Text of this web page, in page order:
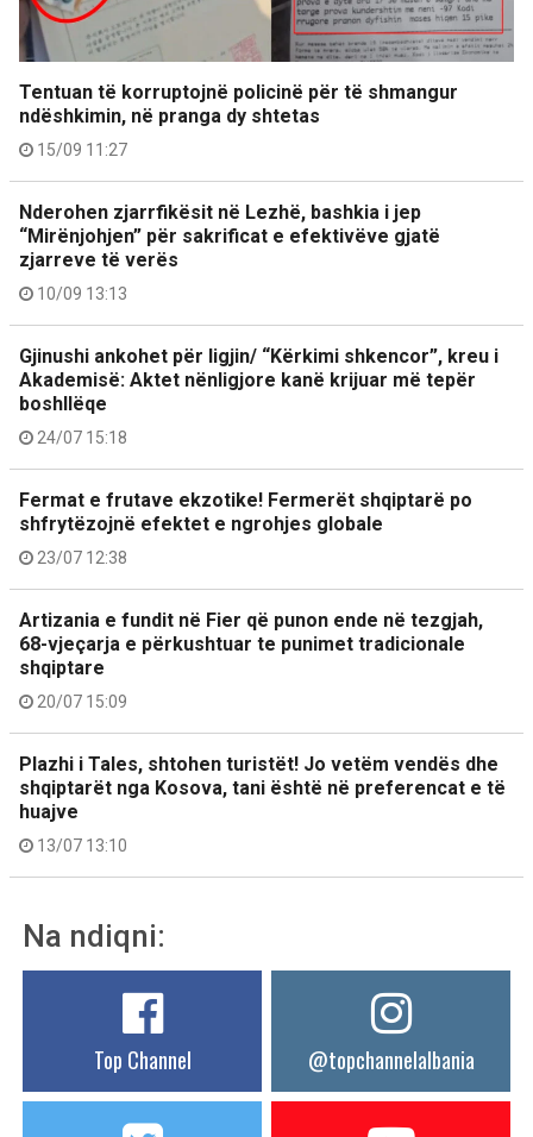
Tentuan të korruptojnë policinë për të shmangur
ndëshkimin, në pranga dy shtetas
15/09 11:27
Nderohen zjarrfikësit në Lezhë, bashkia i jep
“Mirënjohjen” për sakrificat e efektivëve gjatë
zjarreve të verës
10/09 13:13
Gjinushi ankohet për ligjin/ “Kërkimi shkencor”, kreu i
Akademisë: Aktet nënligjore kanë krijuar më tepër
boshllëqe
24/07 15:18
Fermat e frutave ekzotike! Fermerët shqiptarë po
shfrytëzojnë efektet e ngrohjes globale
23/07 12:38
Artizania e fundit në Fier që punon ende në tezgjah,
68-vjeçarja e përkushtuar te punimet tradicionale
shqiptare
20/07 15:09
Plazhi i Tales, shtohen turistët! Jo vetëm vendës dhe
shqiptarët nga Kosova, tani është në preferencat e të
huajve
13/07 13:10
Na ndiqni:
Top Channel @topchannelalbania